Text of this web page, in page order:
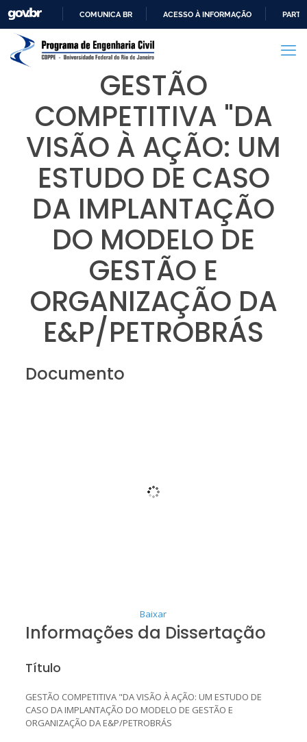
PARA
CONTEÚDO
COMUNICA BR ACESSO À INFORMAÇÃO
GESTÃO
COMPETITIVA "DA
VISÃO À AÇÃO: UM
ESTUDO DE CASO
DA IMPLANTAÇÃO
DO MODELO DE
GESTÃO E
ORGANIZAÇÃO DA
E&P/PETROBRÁS
Documento
Baixar
Informações da Dissertação
Título
GESTÃO COMPETITIVA "DA VISÃO À AÇÃO: UM ESTUDO DE
CASO DA IMPLANTAÇÃO DO MODELO DE GESTÃO E
ORGANIZAÇÃO DA E&P/PETROBRÁS